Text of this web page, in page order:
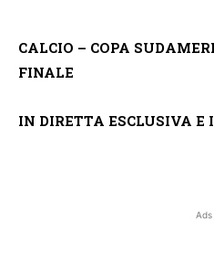
CALCIO – COPA
FINALE
IN DIRETTA ESCLUSIVA
Ads